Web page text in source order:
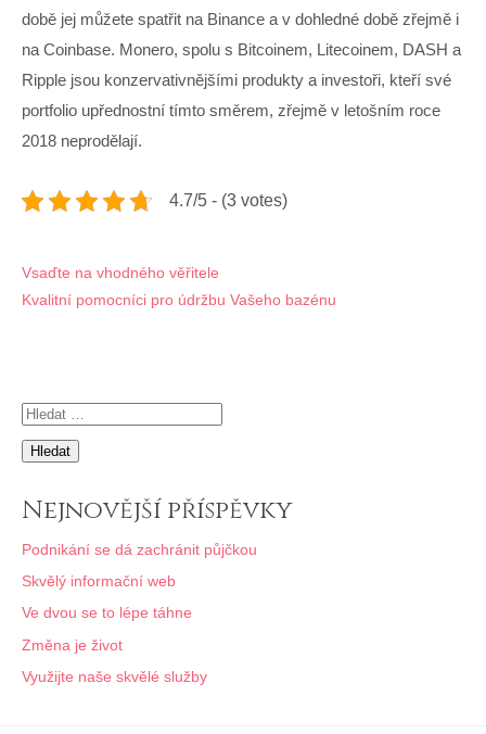
době jej můžete spatřit na Binance a v dohledné době zřejmě i
na Coinbase. Monero, spolu s Bitcoinem, Litecoinem, DASH a
Ripple jsou konzervativnějšími produkty a investoři, kteří své
portfolio upřednostní tímto směrem, zřejmě v letošním roce
2018 neprodělají.
4.7/5 - (3 votes)
Navigace
pro
Vsaďte na vhodného věřitele
Kvalitní pomocníci pro údržbu Vašeho bazénu
Vyhledávání
Nejnovější příspěvky
Podnikání se dá zachránit půjčkou
Skvělý informační web
Ve dvou se to lépe táhne
Změna je život
Využijte naše skvělé služby